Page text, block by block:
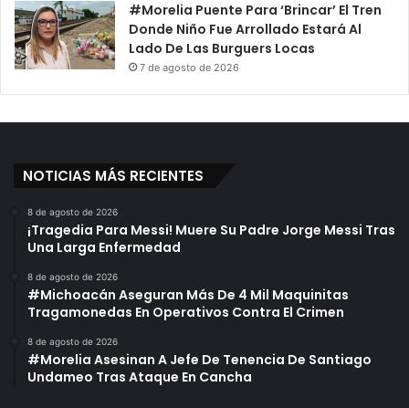
#Morelia Puente Para ‘Brincar’ El Tren
Donde Niño Fue Arrollado Estará Al
Lado De Las Burguers Locas
7 de agosto de 2026
NOTICIAS MÁS RECIENTES
8 de agosto de 2026
¡Tragedia Para Messi! Muere Su Padre Jorge Messi Tras
Una Larga Enfermedad
8 de agosto de 2026
#Michoacán Aseguran Más De 4 Mil Maquinitas
Tragamonedas En Operativos Contra El Crimen
8 de agosto de 2026
#Morelia Asesinan A Jefe De Tenencia De Santiago
Undameo Tras Ataque En Cancha